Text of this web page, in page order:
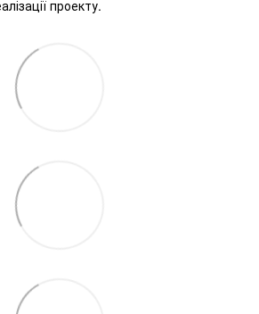
проекту.